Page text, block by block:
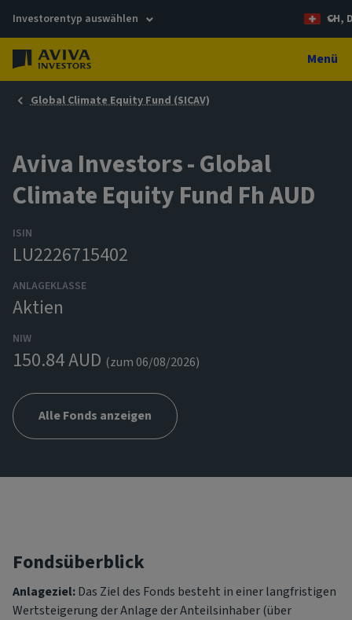
Investorentyp auswählen CH,
Menü
Global Climate Equity Fund (SICAV)
Aviva Investors - Global
Climate Equity Fund Fh AUD
ISIN
LU2226715402
ANLAGEKLASSE
Aktien
NIW
150.84 AUD (zum 06/08/2026)
Alle Fonds anzeigen
Fondsüberblick
Anlageziel:Das Ziel des Fonds besteht in einer langfristigen
Wertsteigerung der Anlage der Anteilsinhaber (über